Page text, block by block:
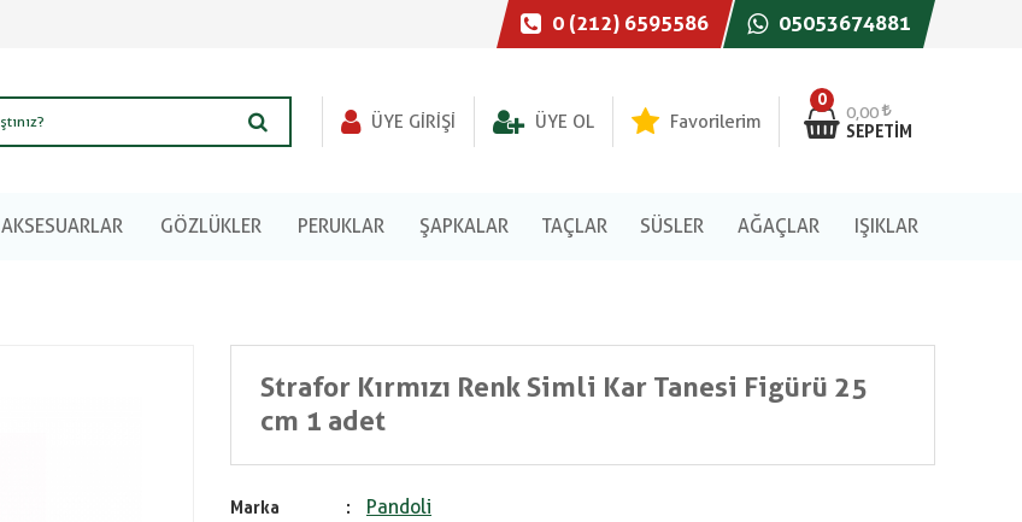
0 (212) 6595586 05053674881
0
0,00
SEPETIM
ÜYE GIRIŞI ÜYE OL Favorilerim
AKSESUARLAR GÖZLÜKLER PERUKLAR ŞAPKALAR TAÇLAR SÜSLER AĞAÇLAR IŞIKLAR
Strafor Kırmızı Renk Simli Kar Tanesi Figürü 25
cm 1 adet
Marka Pandoli